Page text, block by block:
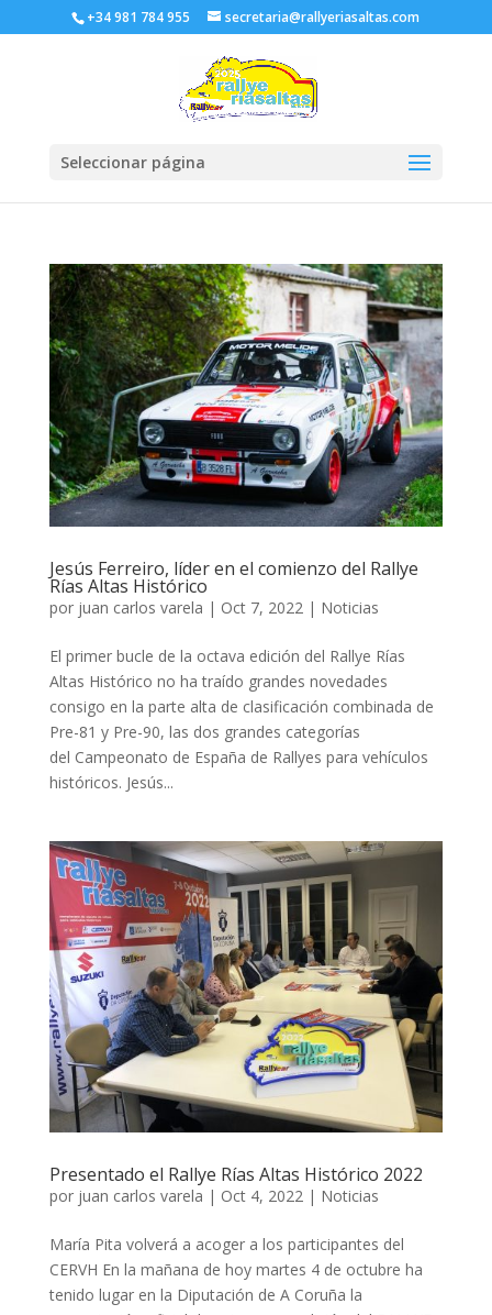
+34 981 784 955 secretaria@rallyeriasaltas.com
Seleccionar página
Jesús Ferreiro, líder en el comienzo del Rallye
Rías Altas Histórico
por juan carlos varela | Oct 7, 2022| Noticias
El primer bucle de la octava edición del Rallye Rías
Altas Histórico no ha traído grandes novedades
consigo en la parte alta de clasificación combinada de
Pre-81 y Pre-90, las dos grandes categorías
del Campeonato de España de Rallyes para vehículos
históricos. Jesús...
Presentado el Rallye Rías Altas Histórico 2022
por juan carlos varela | Oct 4, 2022| Noticias
María Pita volverá a acoger a los participantes del
CERVH En la mañana de hoy martes 4 de octubre ha
tenido lugar en la Diputación de A Coruña la